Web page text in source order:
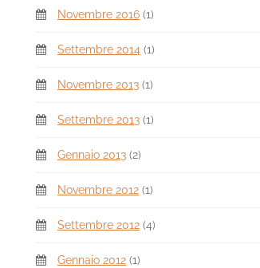
Novembre 2016 (1)
Settembre 2014 (1)
Novembre 2013 (1)
Settembre 2013 (1)
Gennaio 2013 (2)
Novembre 2012 (1)
Settembre 2012 (4)
Gennaio 2012 (1)